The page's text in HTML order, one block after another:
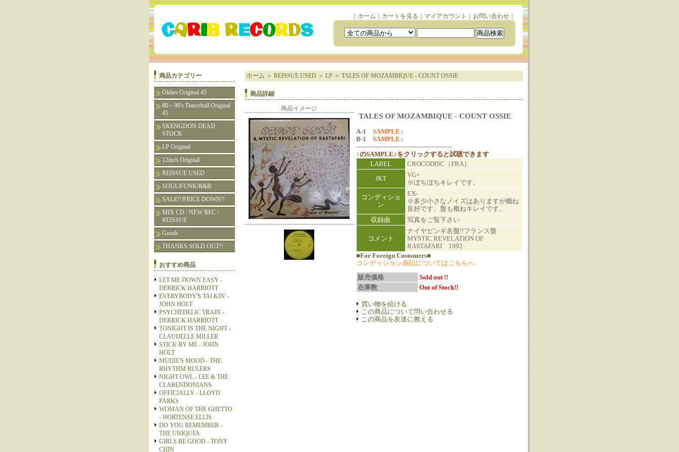
ホーム カートを見る マイアカウント お問い合わせ｜
商品カテゴリー
Oldies Original 45
80～90's Dancehall Original
45
SKENGDON DEAD
STOCK
LP Original
12inch Original
REISSUE USED
SOUL/FUNK/R&B
SALE!!/PRICE DOWN!!
MIX CD / NEW REC /
REISSUE
Goods
THANKS SOLD OUT!!
おすすめ商品
LET ME DOWN EASY -
DERRICK HARRIOTT
EVERYBODY'S TALKIN' -
JOHN HOLT
PSYCHEDELIC TRAIN -
DERRICK HARRIOTT
TONIGHT IS THE NIGHT -
CLAUDELLE MILLER
STICK BY ME - JOHN
HOLT
MUDIE'S MOOD - THE
RHYTHM RULERS
NIGHT OWL - LEE & THE
CLARENDONIANS
OFFICIALLY - LLOYD
PARKS
WOMAN OF THE GHETTO
- HORTENSE ELLIS
DO YOU REMEMBER -
THE UNIQUES
GIRLS BE GOOD - TONY
CHIN
ホーム ＞ REISSUE USED＞ LP ＞ TALES OF MOZAMBIQUE - COUNT OSSIE
商品詳細
商品イメージ
TALES OF MOZAMBIQUE - COUNT OSSIE
A-1 SAMPLE♪
B-1 SAMPLE♪
-----------------------------------------------
↑のSAMPLE♪をクリックすると試聴できます
LABEL
CROCODISC（FRA）
JKT
VG+
※ぼちぼちキレイです。
コンディショ
ン
EX-
※多少小さなノイズはありますが概ね
良好です。盤も概ねキレイです。
収録曲
写真をご覧下さい
コメント
ナイヤビンギ名盤!!フランス盤
MYSTIC REVELATION OF
RASTAFARI 1992
■For Foreign Customers■
コンディション表記についてはこちらへ
販売価格
Sold out !!
在庫数
Out of Stock!!
買い物を続ける
この商品について問い合わせる
この商品を友達に教える